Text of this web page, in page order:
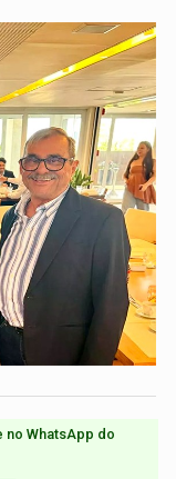
no WhatsApp do